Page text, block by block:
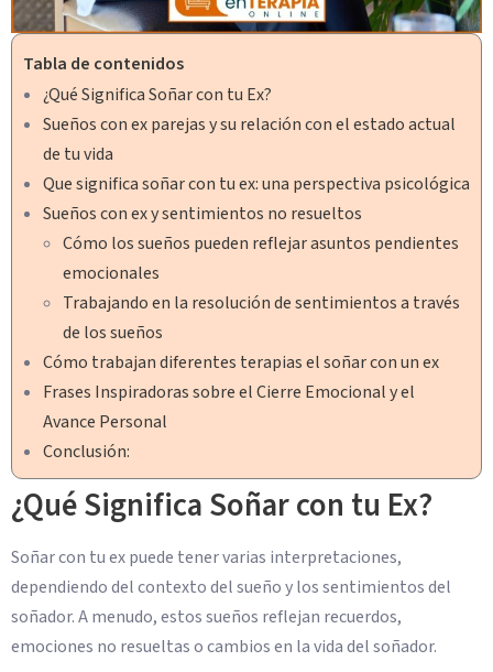
Tabla de contenidos
¿Qué Significa Soñar con tu Ex?
Sueños con ex parejas y su relación con el estado actual
de tu vida
Que significa soñar con tu ex: una perspectiva psicológica
Sueños con ex y sentimientos no resueltos
Cómo los sueños pueden reflejar asuntos pendientes
emocionales
Trabajando en la resolución de sentimientos a través
de los sueños
Cómo trabajan diferentes terapias el soñar con un ex
Frases Inspiradoras sobre el Cierre Emocional y el
Avance Personal
Conclusión:
¿Qué Significa Soñar con tu Ex?
Soñar con tu ex puede tener varias interpretaciones,
dependiendo del contexto del sueño y los sentimientos del
soñador. A menudo, estos sueños reflejan recuerdos,
emociones no resueltas o cambios en la vida del soñador.